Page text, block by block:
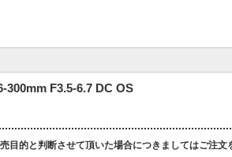
F3.5-6.7 DC OS
的と判断させて頂いた場合につきましてはご注文